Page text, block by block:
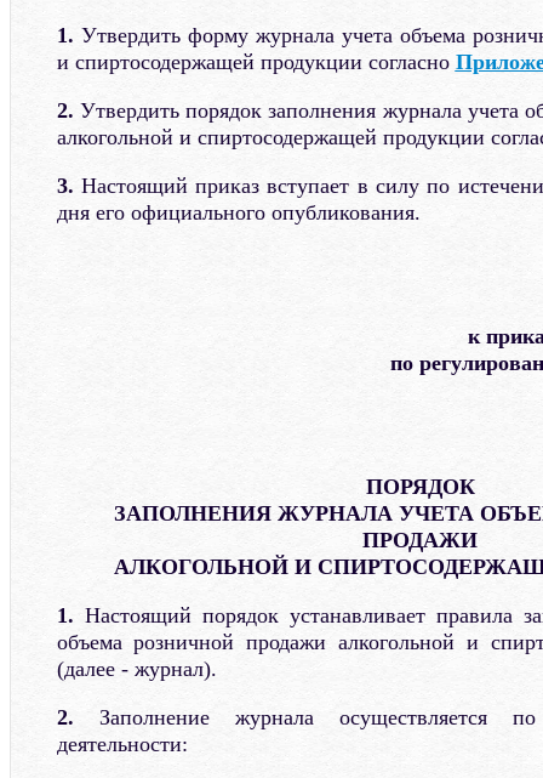
1. Утвердить форму журнала учета объема
и спиртосодержащей продукции согласно
2. Утвердить порядок заполнения журнала учета
алкогольной и спиртосодержащей продукции
3. Настоящий приказ вступает в силу по
дня его официального опубликования.
к
по
ПОРЯДОК
ЗАПОЛНЕНИЯ ЖУРНАЛА УЧЕТА
ПРОДАЖИ
АЛКОГОЛЬНОЙ И
1. Настоящий порядок устанавливает правила
объема розничной продажи алкогольной и
(далее - журнал).
2. Заполнение журнала осуществляется
деятельности: